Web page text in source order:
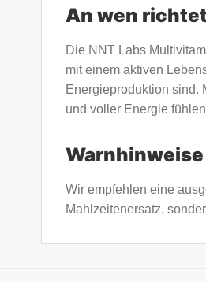
An wen
Die NNT Labs
mit einem aktiven
Energieproduktion sind.
und voller Energie
Warnhinweise
Wir empfehlen eine
Mahlzeitenersatz,